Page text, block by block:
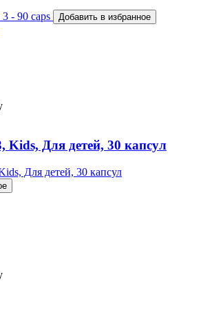
Добавить в избранное
Kids, Для детей, 30 капсул